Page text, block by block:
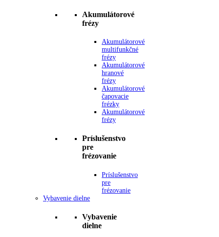
Akumulátorové
frézy
Akumulátorové
multifunkčné
frézy
Akumulátorové
hranové
frézy
Akumulátorové
čapovacie
frézky
Akumulátorové
frézy
Príslušenstvo
pre
frézovanie
Príslušenstvo
pre
frézovanie
Vybavenie dielne
Vybavenie
dielne